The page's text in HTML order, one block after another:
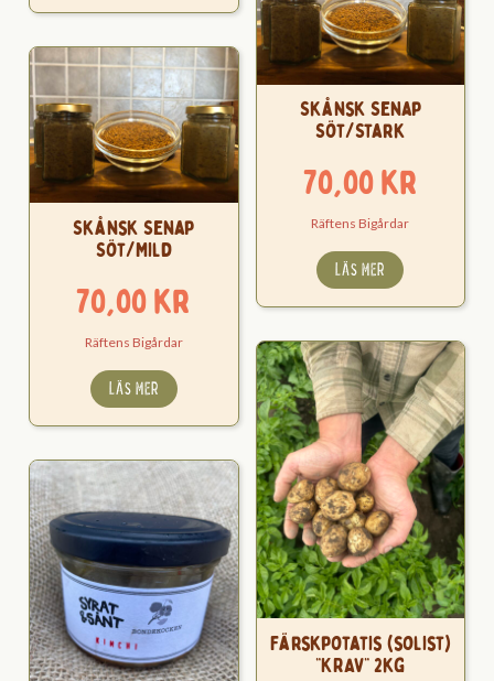
Skånsk Senap
Söt/Stark
70,00kr
Räftens Bigårdar
LÄS MER
Skånsk Senap
Söt/Mild
70,00kr
Räftens Bigårdar
LÄS MER
Färskpotatis (solist)
”KRAV” 2kg